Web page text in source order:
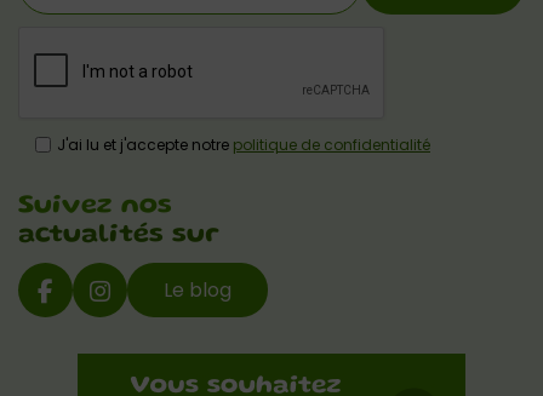
J'ai lu et j'accepte notre politique de confidentialité
Suivez nos
actualités sur
Le blog